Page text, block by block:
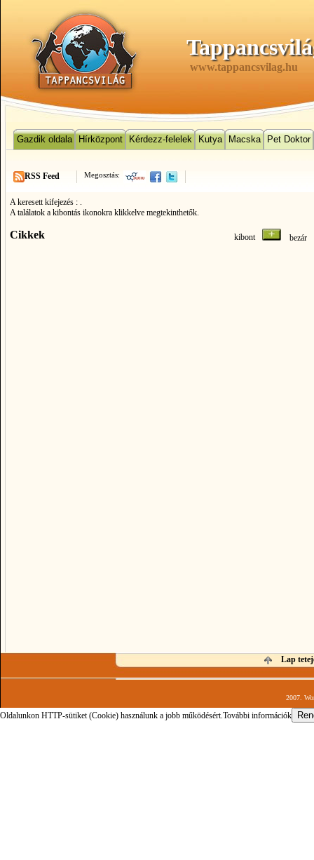
www.tappancsvilag.hu
Gazdik oldala Hírközpont Kérdezz-felelek Kutya Macska Pet Doktor
Megosztás:
RSS Feed
A keresett kifejezés : .
A találatok a kibontás ikonokra klikkelve megtekinthetők.
Cikkek kibont
Lap
2007.
Oldalunkon HTTP-sütiket (Cookie) használunk a jobb működésért.További információk